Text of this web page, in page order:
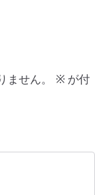
せん。 ※が付